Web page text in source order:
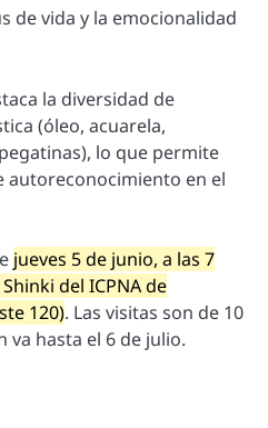
de vida y la emocionalidad
la diversidad de
(óleo, acuarela,
lo que permite
autoreconocimiento en el
jueves 5 de junio, a las 7
del ICPNA de
120). Las visitas son de 10
va hasta el 6 de julio.